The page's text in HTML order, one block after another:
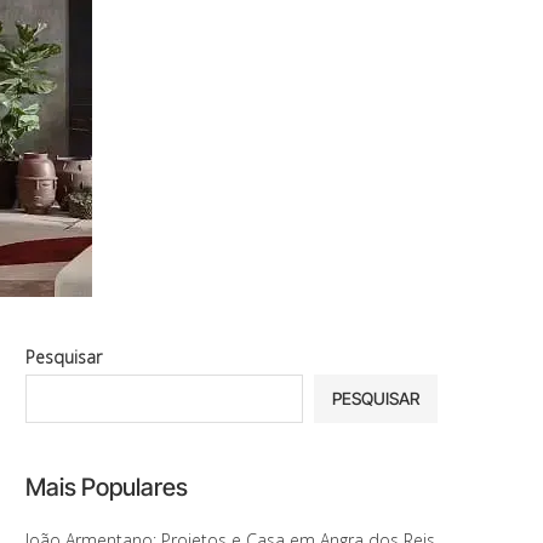
Pesquisar
PESQUISAR
Mais Populares